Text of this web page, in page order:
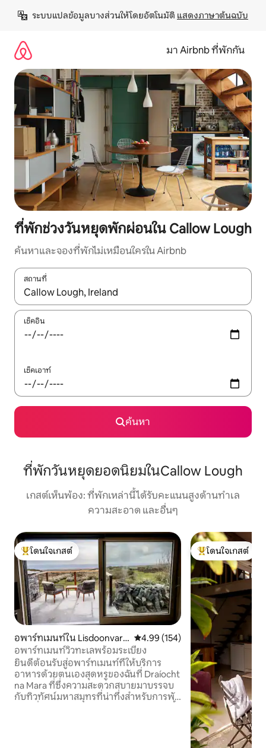
เนื้อหา
ระบบแปลข้อมูลบางส่วนให้โดยอัตโนมัติ แสดงภาษาต้นฉบับ
มา Airbnb ที่พักกัน
ที่พักช่วงวันหยุดพักผ่อนใน Callow Lough
ค้นหาและจองที่พักไม่เหมือนใครใน Airbnb
สถานที่
ใช้ลูกศรขึ้นลง หรือใช้การสัมผัสหรือปัด เพื่อสำรวจผลการค้นหา
เช็คอิน
เช็คเอาท์
ค้นหา
ที่พักวันหยุดยอดนิยมในCallow Lough
เกสต์เห็นพ้อง: ที่พักเหล่านี้ได้รับคะแนนสูงด้านทำเล
ความสะอาด และอื่นๆ
โดนใจเกสต์ที่สุด
โดนใจเกสต์
อพาร์ทเมนท์ใน Lisdoonvarn
a
คะแนนเฉลี่ย 4.99 จาก 5, 154 รีวิว
4.99 (154)
อพาร์ทเมนท์วิวทะเลพร้อมระเบียง
ยินดีต้อนรับสู่อพาร์ทเมนท์ที่ให้บริการ
อาหารด้วยตนเองสุดหรูของฉันที่ Draíocht
na Mara ที่ซึ่งความสะดวกสบายมาบรรจบ
กับทิวทัศน์มหาสมุทรที่น่าทึ่งสำหรับการพัก
โดนใจเกสต์ที่สุด
โดนใจเกสต์